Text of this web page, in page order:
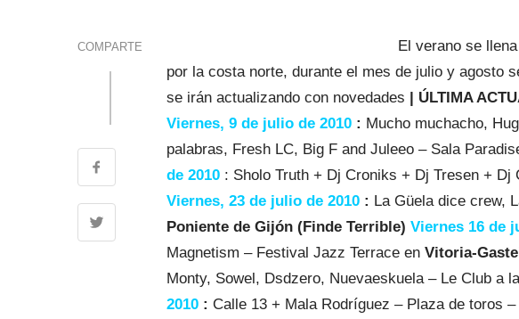
COMPARTE
El verano se
por la costa norte, durante el mes de julio y agosto
se irán actualizando con novedades | ÚLTIMA
Viernes, 9 de julio de 2010 : Mucho muchacho,
palabras, Fresh LC, Big F and Juleeo – Sala
de 2010 : Sholo Truth + Dj Croniks + Dj Tresen + Dj
Viernes, 23 de julio de 2010 : La Güela dice crew,
Poniente de Gijón (Finde Terrible) Viernes 16 de
Magnetism – Festival Jazz Terrace en Vitoria-
Monty, Sowel, Dsdzero, Nuevaeskuela – Le Club a
2010 : Calle 13 + Mala Rodríguez – Plaza de toros –